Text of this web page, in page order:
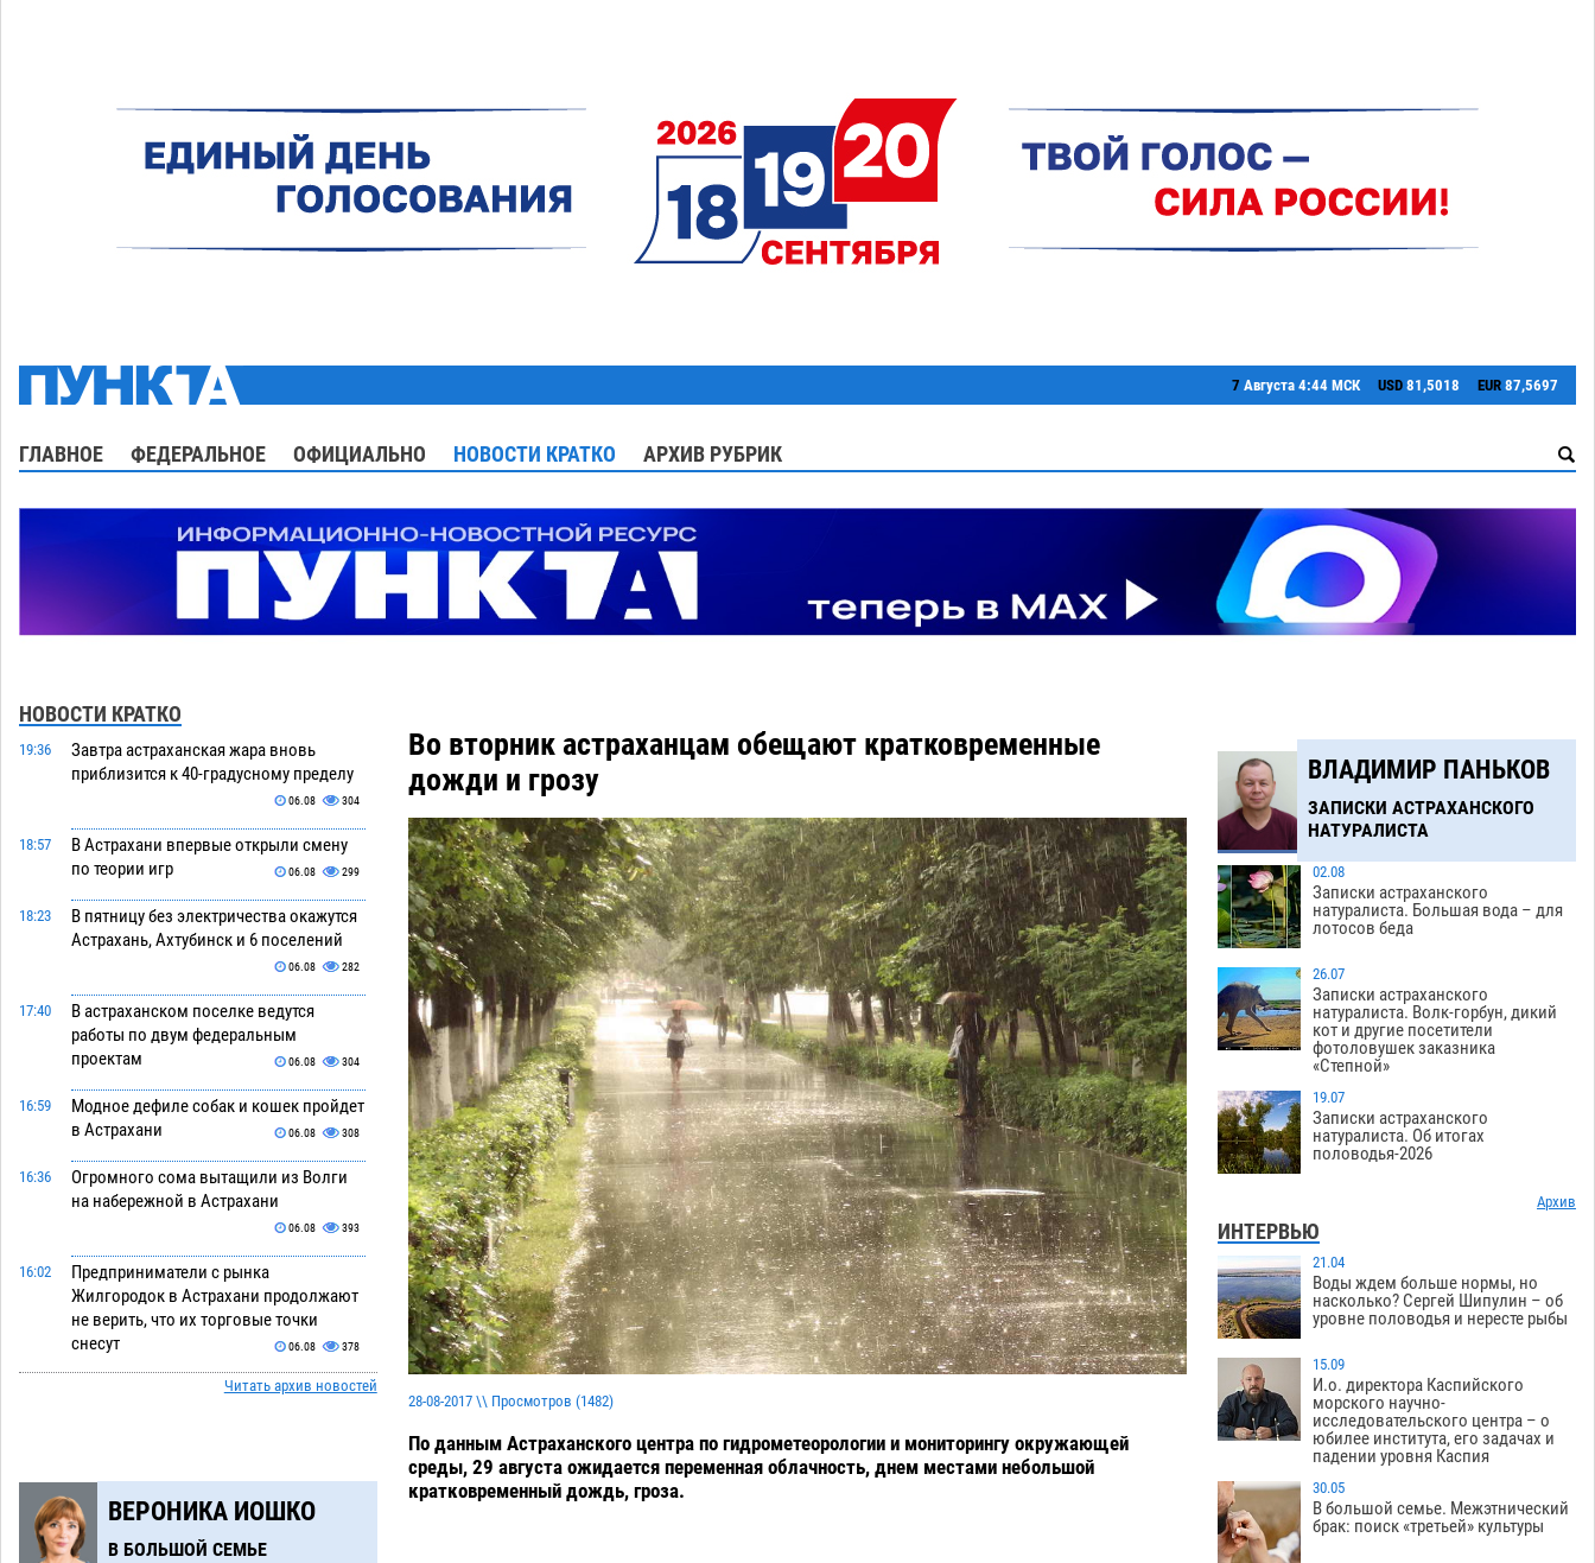
7 Августа 4:44 МСК USD 81,5018 EUR 87,5697
ГЛАВНОЕ ФЕДЕРАЛЬНОЕ ОФИЦИАЛЬНО НОВОСТИ КРАТКО АРХИВ РУБРИК
НОВОСТИ КРАТКО
19:36
Завтра астраханская жара вновь
приблизится к 40-градусному пределу
06.08 304
18:57
В Астрахани впервые открыли смену
по теории игр
06.08 299
18:23
В пятницу без электричества окажутся
Астрахань, Ахтубинск и 6 поселений
06.08 282
17:40
В астраханском поселке ведутся
работы по двум федеральным
проектам
06.08 304
16:59
Модное дефиле собак и кошек пройдет
в Астрахани
06.08 308
16:36
Огромного сома вытащили из Волги
на набережной в Астрахани
06.08 393
16:02
Предприниматели с рынка
Жилгородок в Астрахани продолжают
не верить, что их торговые точки
снесут
06.08 378
Ящерицу из астраханской пустыни
14:35
Буддийские святыни из Астрахани
выставили в музее Пушкина в Москве
Читать архив новостей
ВЕРОНИКА ИОШКО
В БОЛЬШОЙ СЕМЬЕ
Во вторник астраханцам обещают кратковременные
дожди и грозу
28-08-2017 \\ Просмотров (1482)
По данным Астраханского центра по гидрометеорологии и мониторингу окружающей
среды, 29 августа ожидается переменная облачность, днем местами небольшой
кратковременный дождь, гроза.
ВЛАДИМИР ПАНЬКОВ
ЗАПИСКИ АСТРАХАНСКОГО
НАТУРАЛИСТА
02.08
Записки астраханского
натуралиста. Большая вода – для
лотосов беда
26.07
Записки астраханского
натуралиста. Волк-горбун, дикий
кот и другие посетители
фотоловушек заказника
«Степной»
19.07
Записки астраханского
натуралиста. Об итогах
половодья-2026
Архив
ИНТЕРВЬЮ
21.04
Воды ждем больше нормы, но
насколько? Сергей Шипулин – об
уровне половодья и нересте рыбы
15.09
И.о. директора Каспийского
морского научно-
исследовательского центра – о
юбилее института, его задачах и
падении уровня Каспия
30.05
В большой семье. Межэтнический
брак: поиск «третьей» культуры